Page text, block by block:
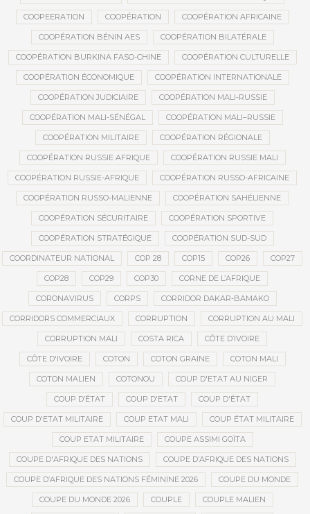
COOPEERATION COOPÉRATION COOPÉRATION AFRICAINE
COOPÉRATION BÉNIN AES COOPÉRATION BILATÉRALE
COOPÉRATION BURKINA FASO-CHINE COOPÉRATION CULTURELLE
COOPÉRATION ÉCONOMIQUE COOPÉRATION INTERNATIONALE
COOPÉRATION JUDICIAIRE COOPÉRATION MALI-RUSSIE
COOPÉRATION MALI-SÉNÉGAL COOPÉRATION MALI–RUSSIE
COOPÉRATION MILITAIRE COOPÉRATION RÉGIONALE
COOPÉRATION RUSSIE AFRIQUE COOPÉRATION RUSSIE MALI
COOPÉRATION RUSSIE-AFRIQUE COOPÉRATION RUSSO-AFRICAINE
COOPÉRATION RUSSO-MALIENNE COOPÉRATION SAHÉLIENNE
COOPÉRATION SÉCURITAIRE COOPÉRATION SPORTIVE
COOPÉRATION STRATÉGIQUE COOPÉRATION SUD-SUD
COORDINATEUR NATIONAL COP 28 COP15 COP26 COP27
COP28 COP29 COP30 CORNE DE L’AFRIQUE
CORONAVIRUS CORPS CORRIDOR DAKAR-BAMAKO
CORRIDORS COMMERCIAUX CORRUPTION CORRUPTION AU MALI
CORRUPTION MALI COSTA RICA CÔTE D’IVOIRE
CÔTE D'IVOIRE COTON COTON GRAINE COTON MALI
COTON MALIEN COTONOU COUP D'ETAT AU NIGER
COUP D’ÉTAT COUP D'ETAT COUP D'ÉTAT
COUP D'ETAT MILITAIRE COUP ETAT MALI COUP ÉTAT MILITAIRE
COUP ETAT MILITAIRE COUPE ASSIMI GOÏTA
COUPE D'AFRIQUE DES NATIONS COUPE D’AFRIQUE DES NATIONS
COUPE D’AFRIQUE DES NATIONS FÉMININE 2026 COUPE DU MONDE
COUPE DU MONDE 2026 COUPLE COUPLE MALIEN